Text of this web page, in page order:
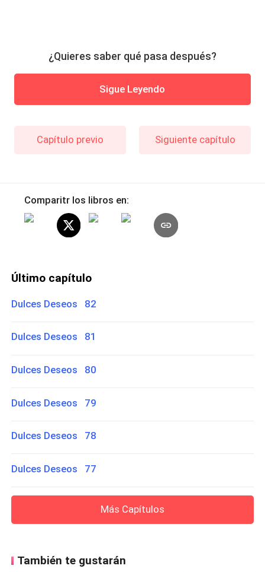
¿Quieres saber qué pasa después?
Sigue Leyendo
Capítulo previo Siguiente capítulo
Comparitr los libros en:
Último capítulo
Dulces Deseos 82
Dulces Deseos 81
Dulces Deseos 80
Dulces Deseos 79
Dulces Deseos 78
Dulces Deseos 77
Más Capítulos
También te gustarán